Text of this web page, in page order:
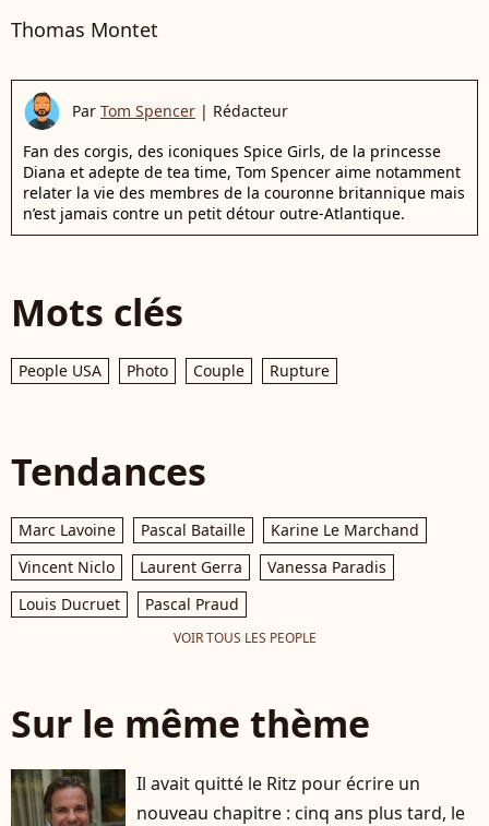
Thomas Montet
Par Tom Spencer | Rédacteur
Fan des corgis, des iconiques Spice Girls, de la princesse
Diana et adepte de tea time, Tom Spencer aime notamment
relater la vie des membres de la couronne britannique mais
n’est jamais contre un petit détour outre-Atlantique.
Mots clés
People USA Photo Couple Rupture
Tendances
Marc Lavoine Pascal Bataille
Karine Le Marchand
Vincent Niclo
Laurent Gerra
Vanessa Paradis
Louis Ducruet
Pascal Praud
VOIR TOUS LES PEOPLE
Sur le même thème
Il avait quitté le Ritz pour écrire un
nouveau chapitre : cinq ans plus tard, le